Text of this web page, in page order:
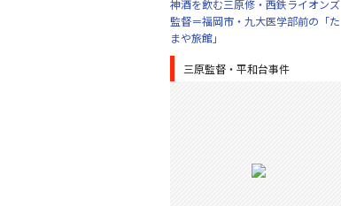
神酒を飲む三原修・西鉄ライオンズ
監督＝福岡市・九大医学部前の「た
まや旅館」
三原監督・平和台事件